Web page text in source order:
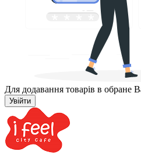
Для додавання товарів в обране
Увійти